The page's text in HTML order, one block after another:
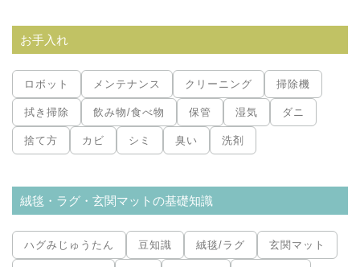
お手入れ
ロボット メンテナンス クリーニング 掃除機
拭き掃除 飲み物/食べ物 保管 湿気 ダニ
捨て方 カビ シミ 臭い 洗剤
絨毯・ラグ・玄関マットの基礎知識
ハグみじゅうたん 豆知識 絨毯/ラグ 玄関マット